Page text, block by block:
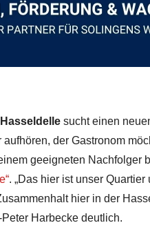
Hasseldellesucht einen
der Gastronom
geeigneten Nachfolger
. „Das hier ist unser
hier in der
Harbecke deutlich.